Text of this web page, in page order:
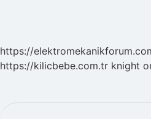
https://
https://kilicbebe.com.tr knight